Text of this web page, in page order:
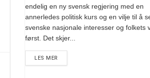
endelig en ny svensk regjering med en
annerledes politisk kurs og en vilje til å
svenske nasjonale interesser og folkets
først. Det skjer...
LES MER